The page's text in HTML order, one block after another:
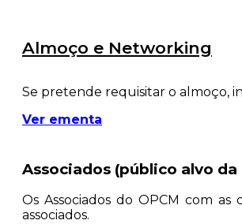
Almoço e Networking
Se pretende requisitar o almoço,
Ver ementa
Associados (público alvo da
Os Associados do OPCM com
associados.